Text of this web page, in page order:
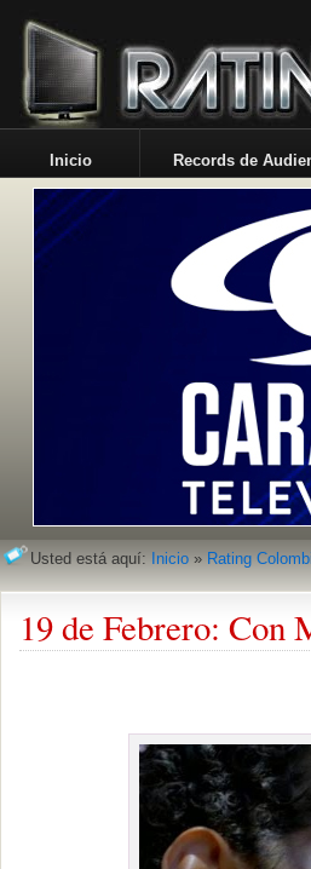
Inicio Records de
Usted está aquí: Inicio » Rating
19 de Febrero: Con